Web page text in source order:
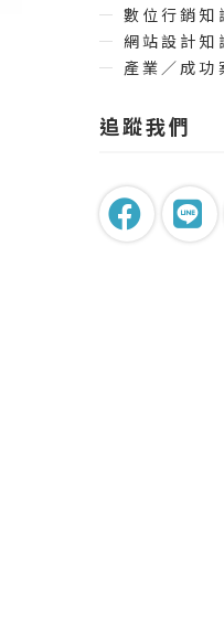
數位行銷知
網站設計知
產業／成功
追蹤我們